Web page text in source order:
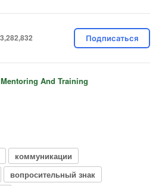
Подписаться
Mentoring And Training
коммуникации
вопросительный знак